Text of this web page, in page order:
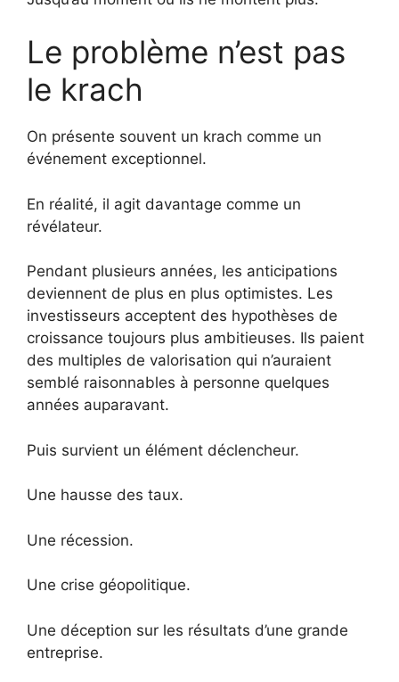
Le problème n’est pas
le krach
On présente souvent un krach comme un
événement exceptionnel.
En réalité, il agit davantage comme un
révélateur.
Pendant plusieurs années, les anticipations
deviennent de plus en plus optimistes. Les
investisseurs acceptent des hypothèses de
croissance toujours plus ambitieuses. Ils paient
des multiples de valorisation qui n’auraient
semblé raisonnables à personne quelques
années auparavant.
Puis survient un élément déclencheur.
Une hausse des taux.
Une récession.
Une crise géopolitique.
Une déception sur les résultats d’une grande
entreprise.